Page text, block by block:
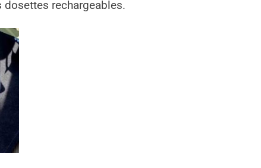
rechargeables.